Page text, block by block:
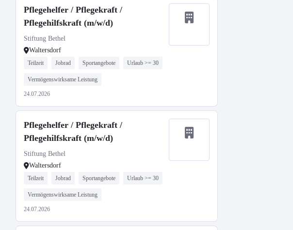
Pflegehelfer / Pflegekraft /
Pflegehilfskraft (m/w/d)
Stiftung Bethel
Waltersdorf
Teilzeit Jobrad Sportangebote Urlaub >= 30
Vermögenswirksame Leistung
24.07.2026
Pflegehelfer / Pflegekraft /
Pflegehilfskraft (m/w/d)
Stiftung Bethel
Waltersdorf
Teilzeit Jobrad Sportangebote Urlaub >= 30
Vermögenswirksame Leistung
24.07.2026